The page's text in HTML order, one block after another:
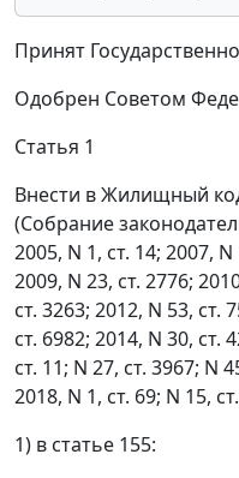
Принят
Одобрен Советом
Статья 1
Внести в Жилищный
(Собрание
2005, N 1, ст. 14; 2007,
2009, N 23, ст. 2776;
ст. 3263; 2012, N 53, ст.
ст. 6982; 2014, N 30, ст.
ст. 11; N 27, ст. 3967; N
2018, N 1, ст. 69; N 15,
1) в статье 155: